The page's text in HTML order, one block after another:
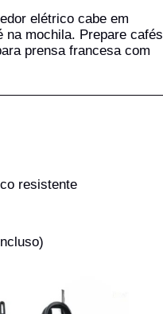
elétrico cabe em
na mochila. Prepare cafés
prensa francesa com
resistente